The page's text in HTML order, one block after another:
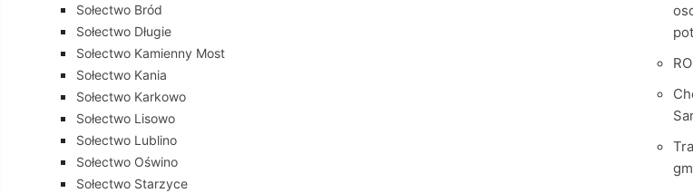
Sołectwo Bród
Sołectwo Długie
Sołectwo Kamienny Most
Sołectwo Kania
Sołectwo Karkowo
Sołectwo Lisowo
Sołectwo Lublino
Sołectwo Oświno
Sołectwo Starzyce